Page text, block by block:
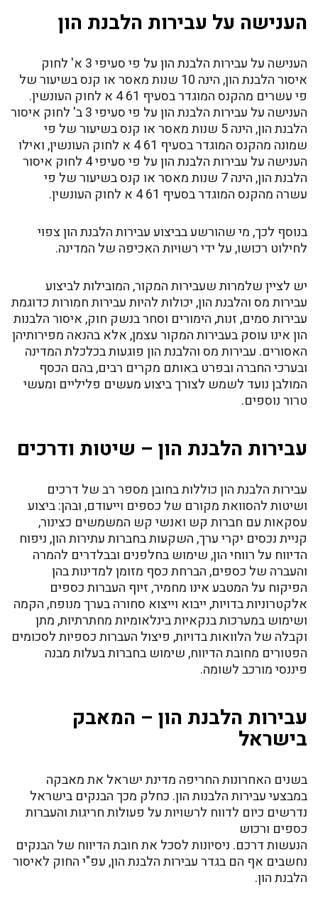
הענישה על עבירות הלבנת הון
הענישה על עבירות הלבנת הון על פי סעיפי 3 א' לחוק
איסור הלבנת הון, הינה 10 שנות מאסר או קנס בשיעור של
פי עשרים מהקנס המוגדר בסעיף 61 4 א לחוק העונשין.
הענישה על עבירות הלבנת הון על פי סעיפי 3 ב' לחוק איסור
הלבנת הון, הינה 5 שנות מאסר או קנס בשיעור של פי
שמונה מהקנס המוגדר בסעיף 61 4 א לחוק העונשין, ואילו
הענישה על עבירות הלבנת הון על פי סעיפי 4 לחוק איסור
הלבנת הון, הינה 7 שנות מאסר או קנס בשיעור של פי
עשרה מהקנס המוגדר בסעיף 61 4 א לחוק העונשין.
בנוסף לכך, מי שהורשע בביצוע עבירות הלבנת הון צפוי
לחילוט רכושו, על ידי רשויות האכיפה של המדינה.
יש לציין שלמרות שעבירות המקור, המובילות לביצוע
עבירות מס והלבנת הון, יכולות להיות עבירות חמורות כדוגמת
עבירות סמים, זנות, הימורים וסחר בנשק חוק, איסור הלבנות
הון אינו עוסק בעבירות המקור עצמן, אלא בהנאה מפירותיהן
האסורים. עבירות מס והלבנת הון פוגעות בכלכלת המדינה
ובערכי החברה ובפרט באותם מקרים רבים, בהם הכסף
המולבן נועד לשמש לצורך ביצוע מעשים פליליים ומעשי
טרור נוספים.
עבירות הלבנת הון – שיטות ודרכים
עבירות הלבנת הון כוללות בחובן מספר רב של דרכים
ושיטות להסוואת מקורם של כספים וייעודם, ובהן: ביצוע
עסקאות עם חברות קש ואנשי קש המשמשים כצינור,
קניית נכסים יקרי ערך, השקעות בחברות עתירות הון, ניפוח
הדיווח על רווחי הון, שימוש בחלפנים ובבלדרים להמרה
והעברה של כספים, הברחת כסף מזומן למדינות בהן
הפיקוח על המטבע אינו מחמיר, זיוף העברות כספים
אלקטרוניות בדויות, ייבוא וייצוא סחורה בערך מנופח, הקמה
ושימוש במערכות בנקאיות בינלאומיות מחתרתיות, מתן
וקבלה של הלוואות בדויות, פיצול העברות כספיות לסכומים
הפטורים מחובת הדיווח, שימוש בחברות בעלות מבנה
פיננסי מורכב לשומה.
עבירות הלבנת הון – המאבק
בישראל
בשנים האחרונות החריפה מדינת ישראל את מאבקה
במבצעי עבירות הלבנות הון. כחלק מכך הבנקים בישראל
נדרשים כיום לדווח לרשויות על פעולות חריגות והעברות
כספים ורכוש
הנעשות דרכם. ניסיונות לסכל את חובת הדיווח של הבנקים
נחשבים אף הם בגדר עבירות הלבנת הון, עפ"י החוק לאיסור
הלבנת הון.